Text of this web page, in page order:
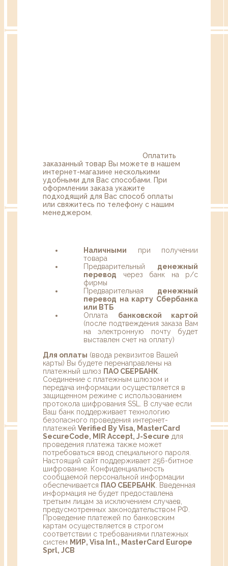
Оплатить
заказанный товар Вы можете в нашем
интернет-магазине несколькими
удобными для Вас способами. При
оформлении заказа укажите
подходящий для Вас способ оплаты
или свяжитесь по телефону с нашим
менеджером.
Наличными при получении
товара
Предварительный денежный
перевод через банк на р/с
фирмы
Предварительная денежный
перевод на карту Сбербанка
или ВТБ
Оплата банковской картой
(после подтвеждения заказа Вам
на электронную почту будет
выставлен счет на оплату)
Для оплаты (ввода реквизитов Вашей
карты) Вы будете перенаправлены на
платежный шлюз ПАО СБЕРБАНК
Соединение с платежным шлюзом и
передача информации осуществляется в
защищенном режиме с использованием
протокола шифрования SSL. В случае если
Ваш банк поддерживает технологию
безопасного проведения интернет-
платежей Verified By Visa, MasterCard
SecureCode, MIR Accept, J-Secure для
проведения платежа также может
потребоваться ввод специального пароля.
Настоящий сайт поддерживает 256-битное
шифрование. Конфиденциальность
сообщаемой персональной информации
обеспечивается ПАО СБЕРБАНК . Введенная
информация не будет предоставлена
третьим лицам за исключением случаев,
предусмотренных законодательством РФ.
Проведение платежей по банковским
картам осуществляется в строгом
соответствии с требованиями платежных
систем МИР, Visa Int., MasterCard Europe
Sprl, JCB